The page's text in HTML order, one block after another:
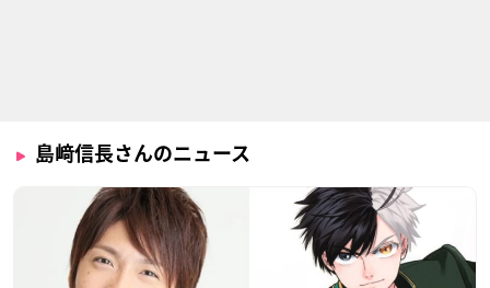
島﨑信長さんのニュース